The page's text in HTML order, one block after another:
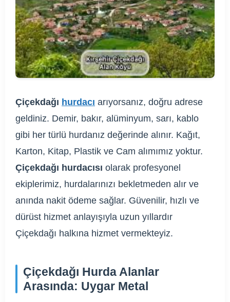
Çiçekdağı hurdacı arıyorsanız, doğru adrese
geldiniz. Demir, bakır, alüminyum, sarı, kablo
gibi her türlü hurdanız değerinde alınır. Kağıt,
Karton, Kitap, Plastik ve Cam alımımız yoktur.
Çiçekdağı hurdacısı olarak profesyonel
ekiplerimiz, hurdalarınızı bekletmeden alır ve
anında nakit ödeme sağlar. Güvenilir, hızlı ve
dürüst hizmet anlayışıyla uzun yıllardır
Çiçekdağı halkına hizmet vermekteyiz.
Çiçekdağı Hurda Alanlar
Arasında: Uygar Metal